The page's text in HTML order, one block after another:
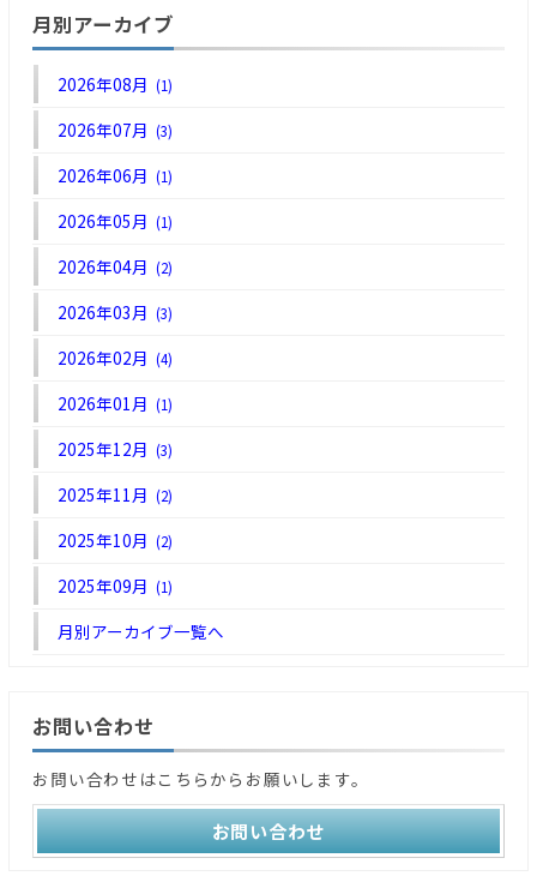
月別アーカイブ
2026年08月(1)
2026年07月(3)
2026年06月(1)
2026年05月(1)
2026年04月(2)
2026年03月(3)
2026年02月(4)
2026年01月(1)
2025年12月(3)
2025年11月(2)
2025年10月(2)
2025年09月(1)
月別アーカイブ一覧へ
お問い合わせ
お問い合わせはこちらからお願いします。
お問い合わせ